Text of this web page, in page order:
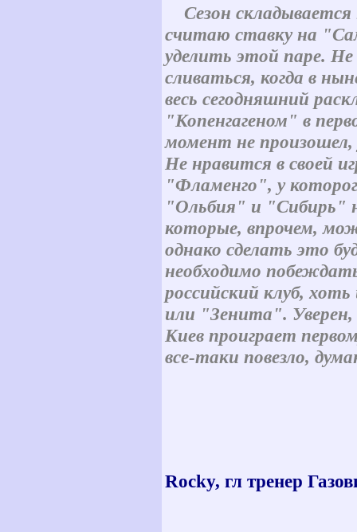
Сезон складывается
считаю ставку на
уделить этой паре.
сливаться, когда в
весь сегодняшний
"Копенгагеном" в
момент не
Не нравится в своей
"Фламенго", у
"Ольбия" и "Сибирь"
которые, впрочем,
однако сделать это
необходимо
российский клуб,
или "Зенита".
Киев проиграет
все-таки повезло,
Rocky, гл тренер